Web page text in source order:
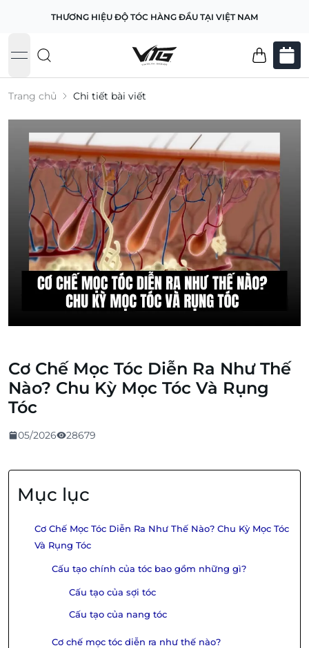
THƯƠNG HIỆU ĐỘ TÓC HÀNG ĐẦU TẠI VIỆT NAM
open navigation menu
Trang chủ Chi tiết bài viết
Cơ Chế Mọc Tóc Diễn Ra Như Thế
Nào? Chu Kỳ Mọc Tóc Và Rụng
Tóc
05/2026 28679
Mục lục
Cơ Chế Mọc Tóc Diễn Ra Như Thế Nào? Chu Kỳ Mọc Tóc
Và Rụng Tóc
Cấu tạo chính của tóc bao gồm những gì?
Cấu tạo của sợi tóc
Cấu tạo của nang tóc
Cơ chế mọc tóc diễn ra như thế nào?